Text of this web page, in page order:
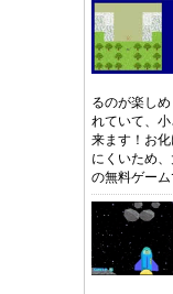
るのが楽し
れていて、
来ます！お
にくいため
の無料ゲー